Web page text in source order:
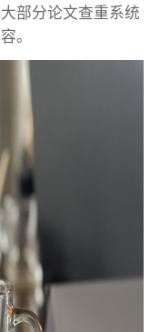
部分论文查重系统
。